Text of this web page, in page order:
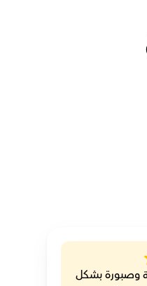
هي مدرسة محترمة وصبورة بشكل